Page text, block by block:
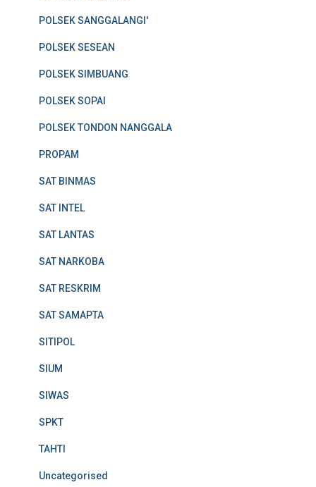
POLSEK SANGGALANGI'
POLSEK SESEAN
POLSEK SIMBUANG
POLSEK SOPAI
POLSEK TONDON NANGGALA
PROPAM
SAT BINMAS
SAT INTEL
SAT LANTAS
SAT NARKOBA
SAT RESKRIM
SAT SAMAPTA
SITIPOL
SIUM
SIWAS
SPKT
TAHTI
Uncategorised